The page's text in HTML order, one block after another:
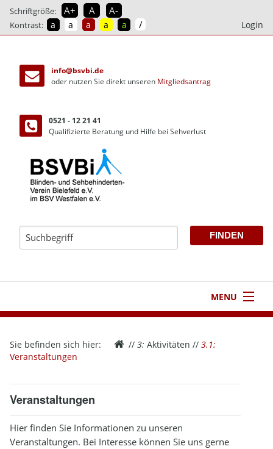
Schriftgröße: A+ A A-
Kontrast: a a a a a / Login
info@bsvbi.de
oder nutzen Sie direkt unseren Mitgliedsantrag
0521 - 12 21 41
Qualifizierte Beratung und Hilfe bei Sehverlust
zum
Inhalt
MENU
2
Verein
3
Aktivitäten
Infothek
Sie befinden sich hier: //3:Aktivitäten //3.1:
Veranstaltungen
Veranstaltungen
Hier finden Sie Informationen zu unseren
Veranstaltungen. Bei Interesse können Sie uns gerne